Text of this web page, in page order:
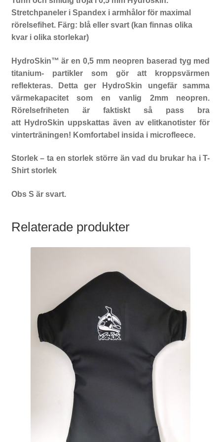
Stretchpaneler i Spandex i armhålor för maximal
rörelsefihet. Färg: blå eller svart (kan finnas olika
kvar i olika storlekar)
HydroSkin™ är en 0,5 mm neopren baserad tyg med
titanium- partikler som gör att kroppsvärmen
reflekteras. Detta ger HydroSkin ungefär samma
värmekapacitet som en vanlig 2mm neopren.
Rörelsefriheten är faktiskt så pass bra
att HydroSkin uppskattas även av elitkanotister för
vinterträningen! Komfortabel insida i microfleece.
Storlek – ta en storlek större än vad du brukar ha i T-
Shirt storlek
Obs S är svart.
Relaterade produkter